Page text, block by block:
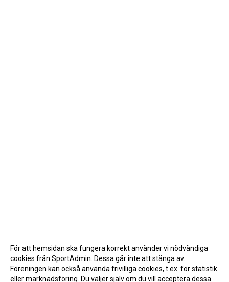
För att hemsidan ska fungera korrekt använder vi nödvändiga
cookies från SportAdmin. Dessa går inte att stänga av.
Föreningen kan också använda frivilliga cookies, t.ex. för statistik
eller marknadsföring. Du väljer själv om du vill acceptera dessa.